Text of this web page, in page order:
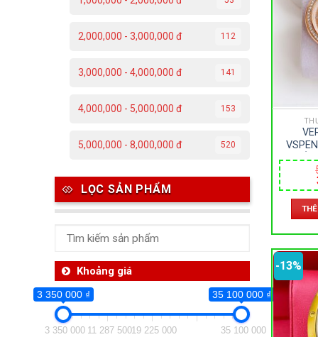
2,000,000 - 3,000,000 đ 112
3,000,000 - 4,000,000 đ 141
4,000,000 - 5,000,000 đ 153
5,000,000 - 8,000,000 đ 520
LỌC SẢN PHẨM
Khoảng giá
3 350 000 ₫ 35 100 000 ₫
3 350 000 11 287 50019 225 000 35 100 000
3 350 000 ₫
PIN
-13%